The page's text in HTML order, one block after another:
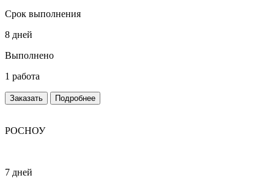
Срок выполнения
8 дней
Выполнено
1 работа
Заказать Подробнее
РОСНОУ
7 дней